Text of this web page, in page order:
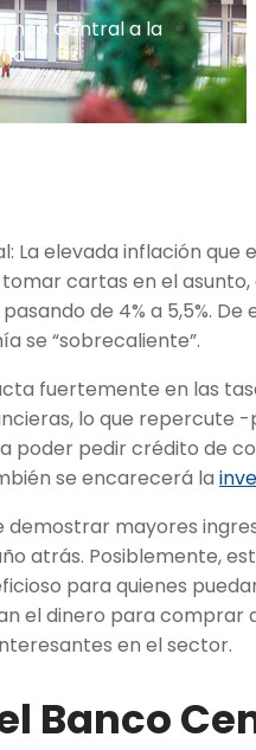
Central a la
La elevada inflación
cartas en el
de 4% a 5,5%.
se “sobrecaliente”.
fuertemente en las
lo que repercute
poder pedir crédito de
se encarecerá la
demostrar mayores
atrás. Posiblemente,
para quienes
el dinero para comprar
en el sector.
Banco